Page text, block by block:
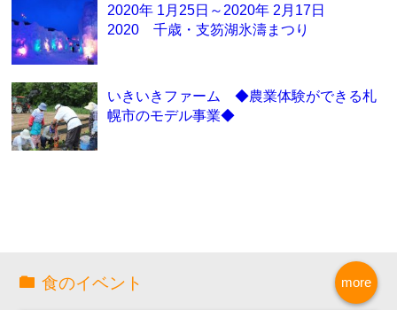
2020年 1月25日～2020年 2月17日
2020 千歳・支笏湖氷濤まつり
いきいきファーム ◆農業体験ができる札
幌市のモデル事業◆
more
食のイベント